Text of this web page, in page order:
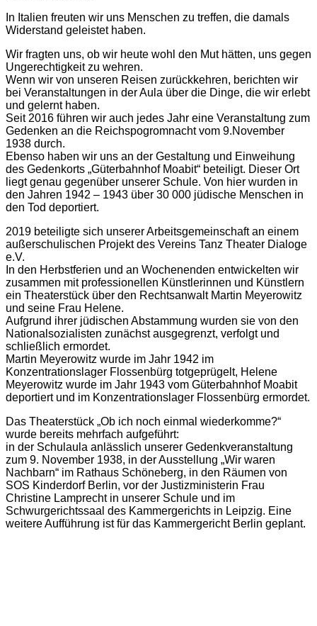
In Italien freuten wir uns Menschen zu treffen, die damals
Widerstand geleistet haben.
Wir fragten uns, ob wir heute wohl den Mut hätten, uns gegen
Ungerechtigkeit zu wehren.
Wenn wir von unseren Reisen zurückkehren, berichten wir
bei Veranstaltungen in der Aula über die Dinge, die wir erlebt
und gelernt haben.
Seit 2016 führen wir auch jedes Jahr eine Veranstaltung zum
Gedenken an die Reichspogromnacht vom 9.November
1938 durch.
Ebenso haben wir uns an der Gestaltung und Einweihung
des Gedenkorts „Güterbahnhof Moabit“ beteiligt. Dieser Ort
liegt genau gegenüber unserer Schule. Von hier wurden in
den Jahren 1942 – 1943 über 30 000 jüdische Menschen in
den Tod deportiert.
2019 beteiligte sich unserer Arbeitsgemeinschaft an einem
außerschulischen Projekt des Vereins Tanz Theater Dialoge
e.V.
In den Herbstferien und an Wochenenden entwickelten wir
zusammen mit professionellen Künstlerinnen und Künstlern
ein Theaterstück über den Rechtsanwalt Martin Meyerowitz
und seine Frau Helene.
Aufgrund ihrer jüdischen Abstammung wurden sie von den
Nationalsozialisten zunächst ausgegrenzt, verfolgt und
schließlich ermordet.
Martin Meyerowitz wurde im Jahr 1942 im
Konzentrationslager Flossenbürg totgeprügelt, Helene
Meyerowitz wurde im Jahr 1943 vom Güterbahnhof Moabit
deportiert und im Konzentrationslager Flossenbürg ermordet.
Das Theaterstück „Ob ich noch einmal wiederkomme?“
wurde bereits mehrfach aufgeführt:
in der Schulaula anlässlich unserer Gedenkveranstaltung
zum 9. November 1938, in der Ausstellung „Wir waren
Nachbarn“ im Rathaus Schöneberg, in den Räumen von
SOS Kinderdorf Berlin, vor der Justizministerin Frau
Christine Lamprecht in unserer Schule und im
Schwurgerichtssaal des Kammergerichts in Leipzig. Eine
weitere Aufführung ist für das Kammergericht Berlin geplant.